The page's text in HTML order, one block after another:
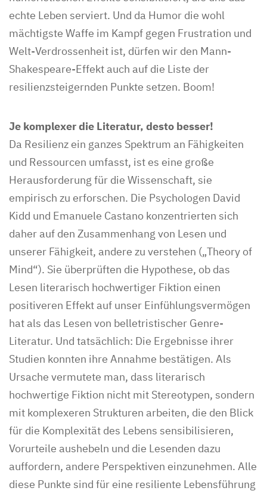
echte Leben serviert. Und da Humor die wohl
mächtigste Waffe im Kampf gegen Frustration und
Welt-Verdrossenheit ist, dürfen wir den Mann-
Shakespeare-Effekt auch auf die Liste der
resilienzsteigernden Punkte setzen. Boom!
Je komplexer die Literatur, desto besser!
Da Resilienz ein ganzes Spektrum an Fähigkeiten
und Ressourcen umfasst, ist es eine große
Herausforderung für die Wissenschaft, sie
empirisch zu erforschen. Die Psychologen David
Kidd und Emanuele Castano konzentrierten sich
daher auf den Zusammenhang von Lesen und
unserer Fähigkeit, andere zu verstehen („Theory of
Mind“). Sie überprüften die Hypothese, ob das
Lesen literarisch hochwertiger Fiktion einen
positiveren Effekt auf unser Einfühlungsvermögen
hat als das Lesen von belletristischer Genre-
Literatur. Und tatsächlich: Die Ergebnisse ihrer
Studien konnten ihre Annahme bestätigen. Als
Ursache vermutete man, dass literarisch
hochwertige Fiktion nicht mit Stereotypen, sondern
mit komplexeren Strukturen arbeiten, die den Blick
für die Komplexität des Lebens sensibilisieren,
Vorurteile aushebeln und die Lesenden dazu
auffordern, andere Perspektiven einzunehmen. Alle
diese Punkte sind für eine resiliente Lebensführung